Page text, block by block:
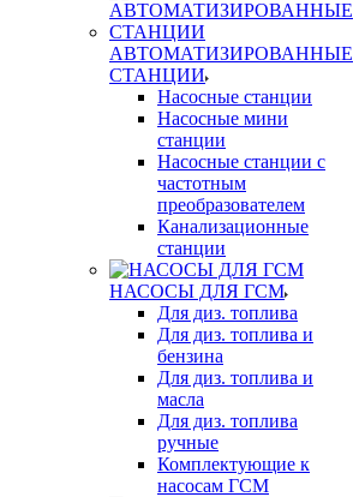
АВТОМАТИЗИРОВАННЫЕ
СТАНЦИИ
Насосные станции
Насосные мини
станции
Насосные станции с
частотным
преобразователем
Канализационные
станции
НАСОСЫ ДЛЯ ГСМ
Для диз. топлива
Для диз. топлива и
бензина
Для диз. топлива и
масла
Для диз. топлива
ручные
Комплектующие к
насосам ГСМ